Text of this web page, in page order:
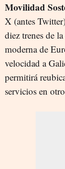
Movilidad
X (antes
diez trenes de
moderna de
velocidad a
permitirá
servicios en